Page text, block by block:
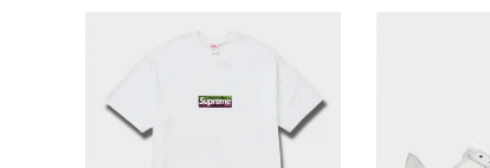
キーワードから探す